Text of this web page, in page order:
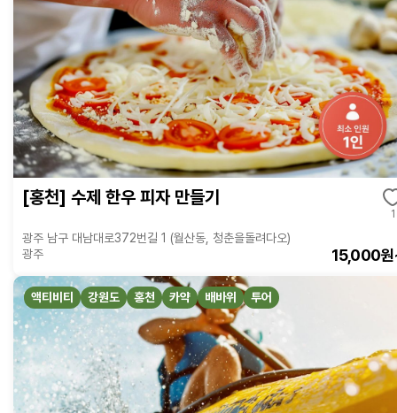
[홍천] 수제 한우 피자 만들기
1
광주 남구 대남대로372번길 1 (월산동, 청춘을돌려다오)
광주
15,000
액티비티 강원도 홍천 카약 배바위 투어